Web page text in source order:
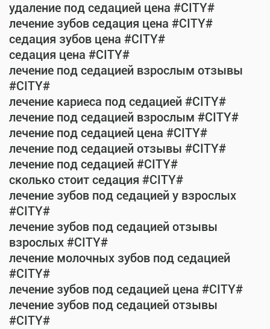
удаление под седацией цена #CITY#
лечение зубов седация цена #CITY#
седация зубов цена #CITY#
седация цена #CITY#
лечение под седацией взрослым отзывы
#CITY#
лечение кариеса под седацией #CITY#
лечение под седацией взрослым #CITY#
лечение под седацией цена #CITY#
лечение под седацией отзывы #CITY#
лечение под седацией #CITY#
сколько стоит седация #CITY#
лечение зубов под седацией у взрослых
#CITY#
лечение зубов под седацией отзывы
взрослых #CITY#
лечение молочных зубов под седацией
#CITY#
лечение зубов под седацией цена #CITY#
лечение зубов под седацией отзывы
#CITY#